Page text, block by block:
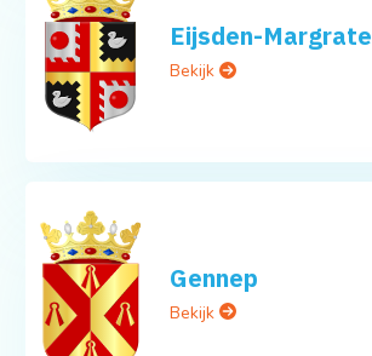
Eijsden-
Bekijk
Gennep
Bekijk